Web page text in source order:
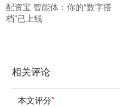
配资宝 智能体：你的“数字搭
档”已上线
相关评论
本文评分*